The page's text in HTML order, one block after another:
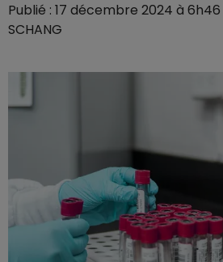
Publié : 17 décembre 2024 à
SCHANG